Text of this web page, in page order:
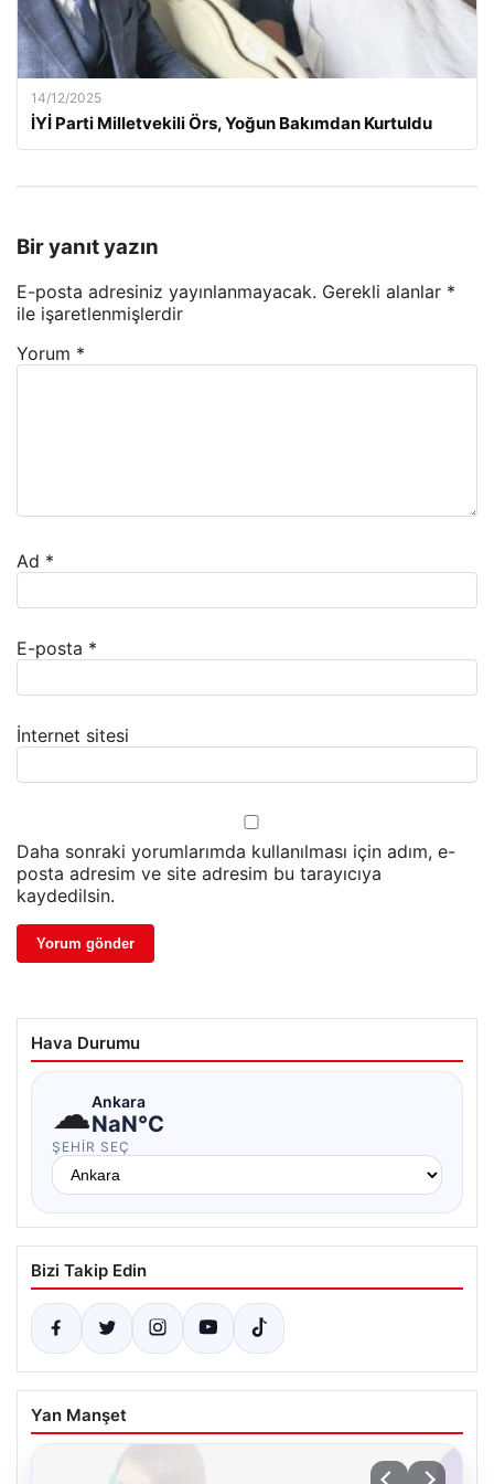
14/12/2025
İYİ Parti Milletvekili Örs, Yoğun Bakımdan Kurtuldu
Bir yanıt yazın
E-posta adresiniz yayınlanmayacak. Gerekli alanlar *
ile işaretlenmişlerdir
Yorum *
Ad *
E-posta *
İnternet sitesi
Daha sonraki yorumlarımda kullanılması için adım, e-
posta adresim ve site adresim bu tarayıcıya
kaydedilsin.
Hava Durumu
☁Ankara
NaN°C
ŞEHIR SEÇ
Bizi Takip Edin
Yan Manşet